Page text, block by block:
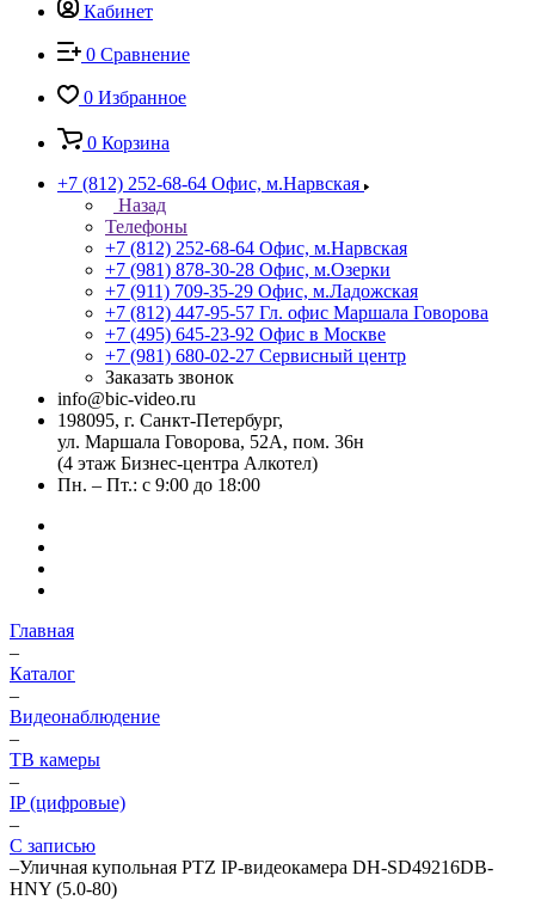
Кабинет
0 Сравнение
0 Избранное
0 Корзина
+7 (812) 252-68-64 Офис, м.Нарвская
Назад
Телефоны
+7 (812) 252-68-64 Офис, м.Нарвская
+7 (981) 878-30-28 Офис, м.Озерки
+7 (911) 709-35-29 Офис, м.Ладожская
+7 (812) 447-95-57 Гл. офис Маршала Говорова
+7 (495) 645-23-92 Офис в Москве
+7 (981) 680-02-27 Сервисный центр
Заказать звонок
info@bic-video.ru
198095, г. Санкт-Петербург,
ул. Маршала Говорова, 52А, пом. 36н
(4 этаж Бизнес-центра Алкотел)
Пн. – Пт.: с 9:00 до 18:00
Главная
–
Каталог
–
Видеонаблюдение
–
ТВ камеры
–
IP (цифровые)
–
С записью
–Уличная купольная PTZ IP-видеокамера DH-SD49216DB-
HNY (5.0-80)